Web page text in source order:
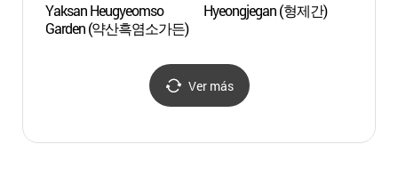
Yaksan Heugyeomso
Garden (약산흑염소가든)
Hyeongjegan (형제간)
Ver más